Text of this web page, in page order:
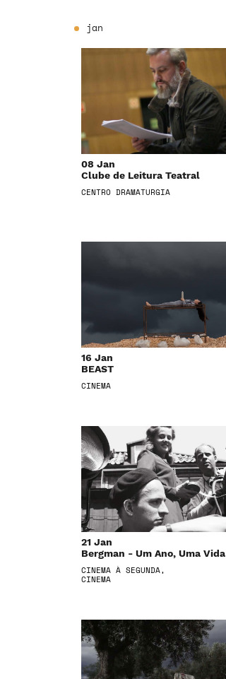
jan
08 Jan
Clube de Leitura Teatral
CENTRO DRAMATURGIA
16 Jan
BEAST
CINEMA
21 Jan
Bergman - Um Ano, Uma Vida
CINEMA À SEGUNDA,
CINEMA